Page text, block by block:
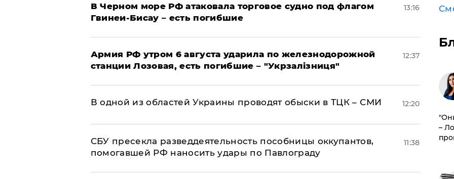
В Черном море РФ атаковала торговое судно под флагом
Гвинеи-Бисау – есть погибшие
13:16
Армия РФ утром 6 августа ударила по железнодорожной
станции Лозовая, есть погибшие – "Укрзалізниця"
12:37
В одной из областей Украины проводят обыски в ТЦК – СМИ 12:20
СБУ пресекла разведдеятельность пособницы оккупантов,
помогавшей РФ наносить удары по Павлограду
11:38
–